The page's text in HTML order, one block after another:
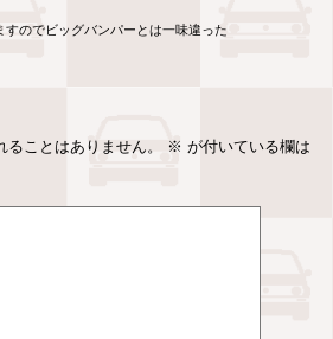
すのでビッグバンパーとは一味違った
ことはありません。
※ が付いている欄は